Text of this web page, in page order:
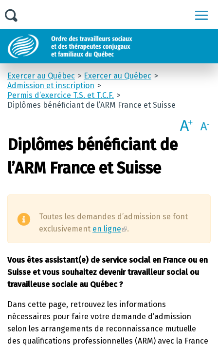
Exercer au Québec
Exercer au Québec
Admission et inscription
Permis d’exercice T.S. et T.C.F.
Diplômes bénéficiant de l’ARM France et Suisse
Diplômes bénéficiant de
l’ARM France et Suisse
Toutes les demandes d’admission se font
exclusivement en ligne .
Vous êtes assistant(e) de service social en France ou en
Suisse et vous souhaitez devenir travailleur social ou
travailleuse sociale au Québec ?
Dans cette page, retrouvez les informations
nécessaires pour faire votre demande d’admission
selon les arrangements de reconnaissance mutuelle
des qualifications professionnelles (ARM) avec la France